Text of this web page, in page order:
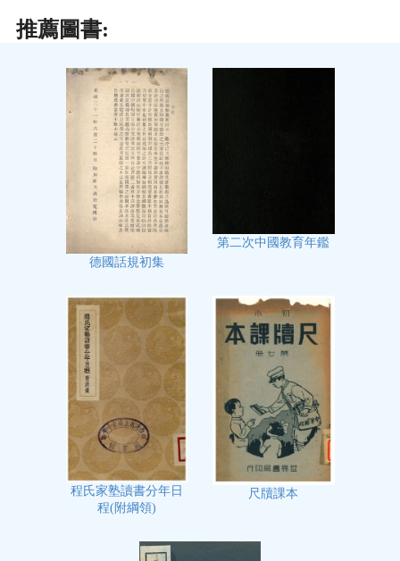
推薦圖書:
德國話規初集
第二次中國教育年鑑
程氏家塾讀書分年日
程(附綱領)
尺牘課本